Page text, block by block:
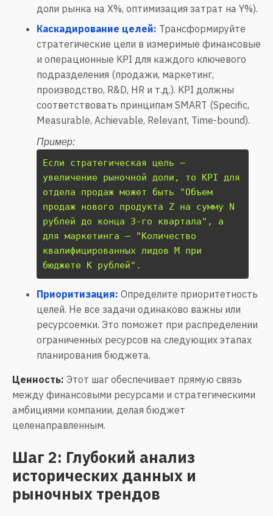
доли рынка на X%, оптимизация затрат на Y%).
Каскадирование целей: Трансформируйте
стратегические цели в измеримые финансовые
и операционные KPI для каждого ключевого
подразделения (продажи, маркетинг,
производство, R&D, HR и т.д.). KPI должны
соответствовать принципам SMART (Specific,
Measurable, Achievable, Relevant, Time-bound).
Пример:
Если стратегическая цель –
увеличение рыночной доли, то KPI для
отдела продаж может быть "Объем
продаж нового продукта Z на сумму N
рублей до конца 3-го квартала", а
для маркетинга – "Количество
квалифицированных лидов M при
бюджете K рублей".
Приоритизация: Определите приоритетность
целей. Не все задачи одинаково важны или
ресурсоемки. Это поможет при распределении
ограниченных ресурсов на следующих этапах
планирования бюджета.
Ценность: Этот шаг обеспечивает прямую связь
между финансовыми ресурсами и стратегическими
амбициями компании, делая бюджет
целенаправленным.
Шаг 2: Глубокий анализ
исторических данных и
рыночных трендов